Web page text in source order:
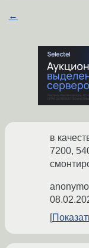
←
в
7200,